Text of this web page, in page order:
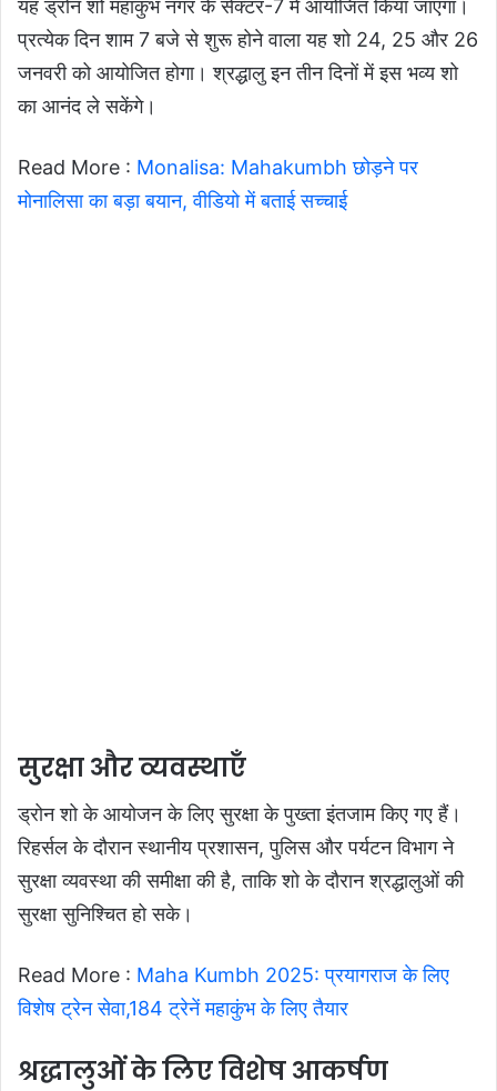
यह ड्रोन शो महाकुंभ नगर के सेक्टर-7 में आयोजित किया जाएगा।
प्रत्येक दिन शाम 7 बजे से शुरू होने वाला यह शो 24, 25 और 26
जनवरी को आयोजित होगा। श्रद्धालु इन तीन दिनों में इस भव्य शो
का आनंद ले सकेंगे।
Read More : Monalisa: Mahakumbh छोड़ने पर
मोनालिसा का बड़ा बयान, वीडियो में बताई सच्चाई
सुरक्षा और व्यवस्थाएँ
ड्रोन शो के आयोजन के लिए सुरक्षा के पुख्ता इंतजाम किए गए हैं।
रिहर्सल के दौरान स्थानीय प्रशासन, पुलिस और पर्यटन विभाग ने
सुरक्षा व्यवस्था की समीक्षा की है, ताकि शो के दौरान श्रद्धालुओं की
सुरक्षा सुनिश्चित हो सके।
Read More : Maha Kumbh 2025: प्रयागराज के लिए
विशेष ट्रेन सेवा,184 ट्रेनें महाकुंभ के लिए तैयार
श्रद्धालुओं के लिए विशेष आकर्षण